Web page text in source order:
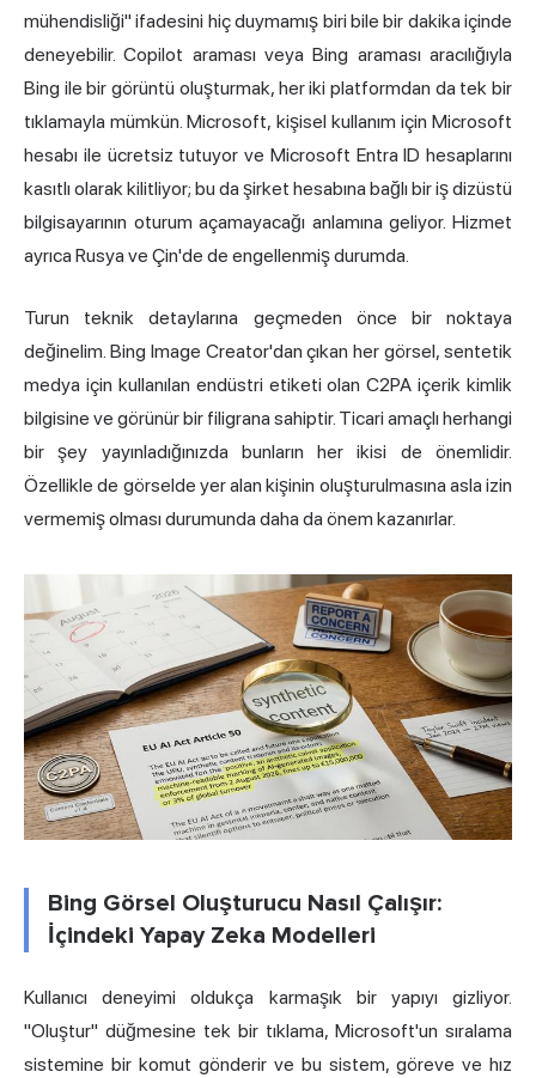
mühendisliği" ifadesini hiç duymamış biri bile bir dakika içinde
deneyebilir. Copilot araması veya Bing araması aracılığıyla
Bing ile bir görüntü oluşturmak, her iki platformdan da tek bir
tıklamayla mümkün. Microsoft, kişisel kullanım için Microsoft
hesabı ile ücretsiz tutuyor ve Microsoft Entra ID hesaplarını
kasıtlı olarak kilitliyor; bu da şirket hesabına bağlı bir iş dizüstü
bilgisayarının oturum açamayacağı anlamına geliyor. Hizmet
ayrıca Rusya ve Çin'de de engellenmiş durumda.
Turun teknik detaylarına geçmeden önce bir noktaya
değinelim. Bing Image Creator'dan çıkan her görsel, sentetik
medya için kullanılan endüstri etiketi olan C2PA içerik kimlik
bilgisine ve görünür bir filigrana sahiptir. Ticari amaçlı herhangi
bir şey yayınladığınızda bunların her ikisi de önemlidir.
Özellikle de görselde yer alan kişinin oluşturulmasına asla izin
vermemiş olması durumunda daha da önem kazanırlar.
Bing Görsel Oluşturucu Nasıl Çalışır:
İçindeki Yapay Zeka Modelleri
Kullanıcı deneyimi oldukça karmaşık bir yapıyı gizliyor.
"Oluştur" düğmesine tek bir tıklama, Microsoft'un sıralama
sistemine bir komut gönderir ve bu sistem, göreve ve hız